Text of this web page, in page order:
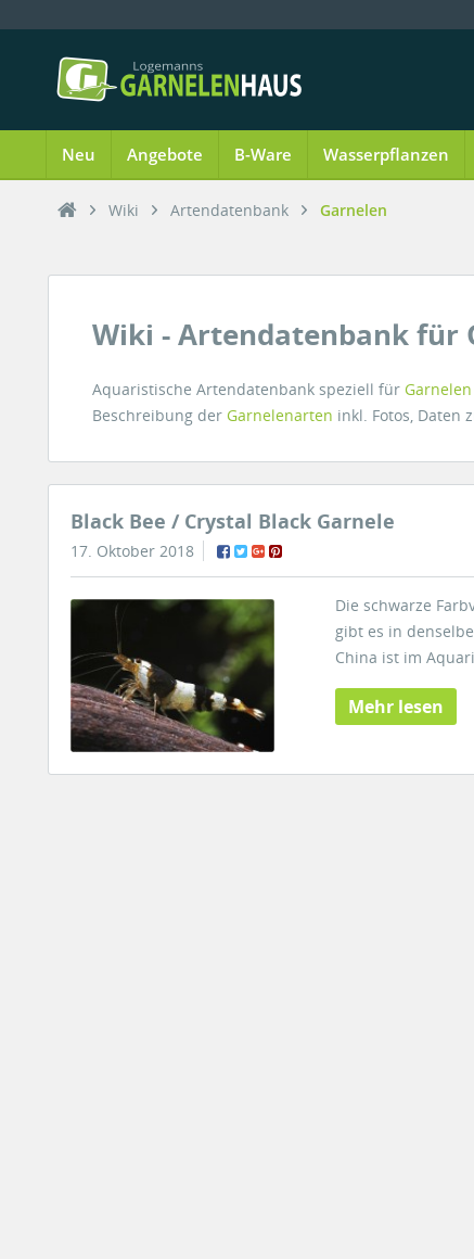
Neu Angebote B-Ware Wasserpflanzen
Wiki Artendatenbank Garnelen
Wiki - Artendatenbank für
Aquaristische Artendatenbank speziell für Garnelen
Beschreibung der Garnelenarten inkl. Fotos, Daten
Black Bee / Crystal Black Garnele
17. Oktober 2018
Die schwarze
gibt es in
China ist im
Mehr lesen